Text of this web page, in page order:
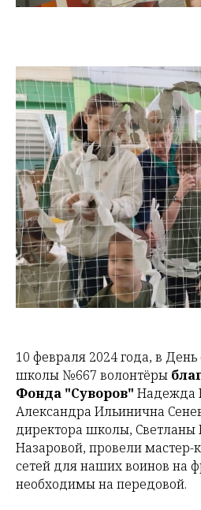
10 февраля 2024 года, в
школы №667 волонтёры
Фонда "Суворов" Надежда
Александра Ильинична
директора школы, Светланы
Назаровой, провели мастер-
сетей для наших воинов на
необходимы на передовой.